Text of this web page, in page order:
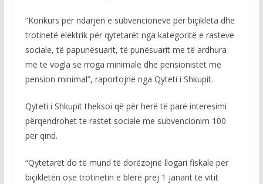
“Konkurs për ndarjen e subvencioneve për biçikleta dhe
trotinetë elektrik për qytetarët nga kategoritë e rasteve
sociale, të papunësuarit, të punësuarit me të ardhura
më të vogla se rroga minimale dhe pensionistët me
pension minimal”, raportojnë nga Qyteti i Shkupit.
Qyteti i Shkupit theksoi që për herë të parë interesimi
përqendrohet te rastet sociale me subvencionim 100
për qind.
“Qytetarët do të mund të dorëzojnë llogari fiskale për
biçikletën ose trotinetin e blerë prej 1 janarit të vitit